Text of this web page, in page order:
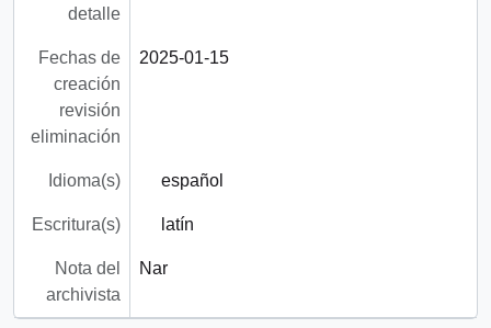
detalle
Fechas de
creación
revisión
eliminación
2025-01-15
Idioma(s) español
Escritura(s) latín
Nota del
archivista
Nar